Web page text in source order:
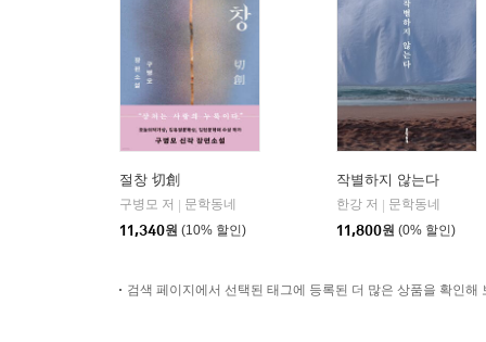
절창 切創
구병모 저 | 문학동네
11,340원 (10% 할인)
작별하지 않는다
한강 저 | 문학동네
11,800원 (0% 할인)
검색 페이지에서 선택된 태그에 등록된 더 많은 상품을 확인해